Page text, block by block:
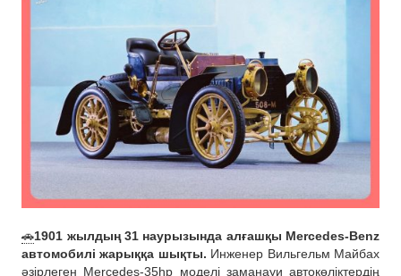
🚗1901 жылдың 31 наурызында алғашқы Mercedes-Benz
автомобилі жарыққа шықты. Инженер Вильгельм Майбах
әзірлеген Mercedes-35hp моделі заманауи автокөліктердің